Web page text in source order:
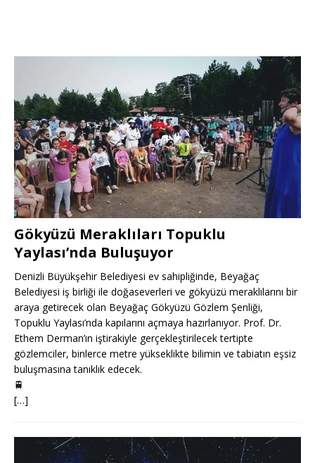
Gökyüzü Meraklıları Topuklu
Yaylası’nda Buluşuyor
Denizli Büyükşehir Belediyesi ev sahipliğinde, Beyağaç
Belediyesi iş birliği ile doğaseverleri ve gökyüzü meraklılarını bir
araya getirecek olan Beyağaç Gökyüzü Gözlem Şenliği,
Topuklu Yaylası’nda kapılarını açmaya hazırlanıyor. Prof. Dr.
Ethem Derman’ın iştirakiyle gerçekleştirilecek tertipte
gözlemciler, binlerce metre yükseklikte bilimin ve tabiatın eşsiz
buluşmasına tanıklık edecek.
🚆
[…]